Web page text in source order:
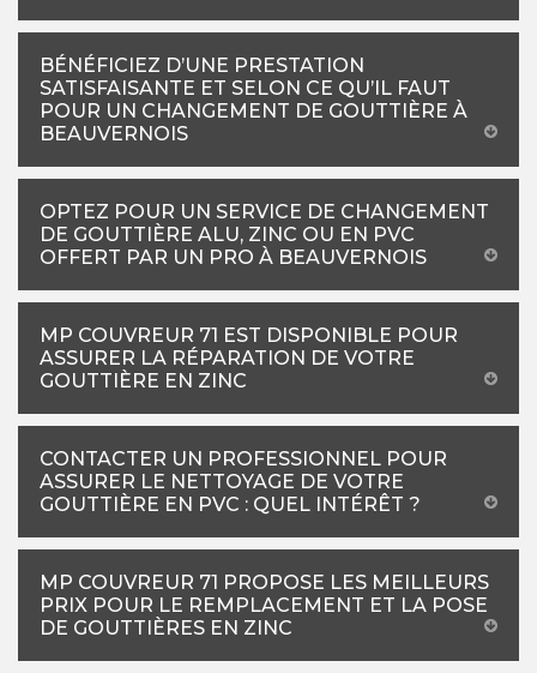
BÉNÉFICIEZ D’UNE PRESTATION
SATISFAISANTE ET SELON CE QU’IL FAUT
POUR UN CHANGEMENT DE GOUTTIÈRE À
BEAUVERNOIS
OPTEZ POUR UN SERVICE DE CHANGEMENT
DE GOUTTIÈRE ALU, ZINC OU EN PVC
OFFERT PAR UN PRO À BEAUVERNOIS
MP COUVREUR 71 EST DISPONIBLE POUR
ASSURER LA RÉPARATION DE VOTRE
GOUTTIÈRE EN ZINC
CONTACTER UN PROFESSIONNEL POUR
ASSURER LE NETTOYAGE DE VOTRE
GOUTTIÈRE EN PVC : QUEL INTÉRÊT ?
MP COUVREUR 71 PROPOSE LES MEILLEURS
PRIX POUR LE REMPLACEMENT ET LA POSE
DE GOUTTIÈRES EN ZINC